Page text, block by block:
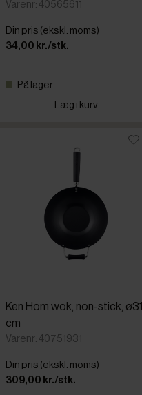
Varenr: 40565611
Din pris (ekskl. moms)
34,00 kr./stk.
På lager
Læg i kurv
Ken Hom wok, non-stick, ø31
cm
Varenr: 40751931
Din pris (ekskl. moms)
309,00 kr./stk.